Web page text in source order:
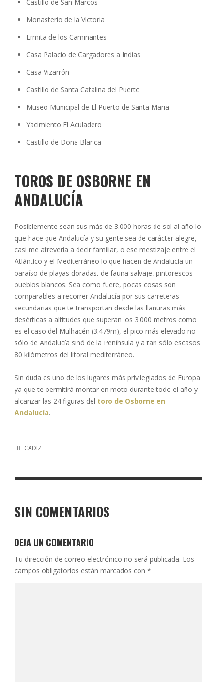
Castillo de San Marcos
Monasterio de la Victoria
Ermita de los Caminantes
Casa Palacio de Cargadores a Indias
Casa Vizarrón
Castillo de Santa Catalina del Puerto
Museo Municipal de El Puerto de Santa Maria
Yacimiento El Aculadero
Castillo de Doña Blanca
TOROS DE OSBORNE EN
ANDALUCÍA
Posiblemente sean sus más de 3.000 horas de sol al año lo
que hace que Andalucía y su gente sea de carácter alegre,
casi me atrevería a decir familiar, o ese mestizaje entre el
Atlántico y el Mediterráneo lo que hacen de Andalucía un
paraíso de playas doradas, de fauna salvaje, pintorescos
pueblos blancos. Sea como fuere, pocas cosas son
comparables a recorrer Andalucía por sus carreteras
secundarias que te transportan desde las llanuras más
desérticas a altitudes que superan los 3.000 metros como
es el caso del Mulhacén (3.479m), el pico más elevado no
sólo de Andalucía sinó de la Península y a tan sólo escasos
80 kilómetros del litoral mediterráneo.
Sin duda es uno de los lugares más privilegiados de Europa
ya que te permitirá montar en moto durante todo el año y
alcanzar las 24 figuras del toro de Osborne en
Andalucía.
CADIZ
SIN COMENTARIOS
DEJA UN COMENTARIO
Tu dirección de correo electrónico no será publicada. Los
campos obligatorios están marcados con *